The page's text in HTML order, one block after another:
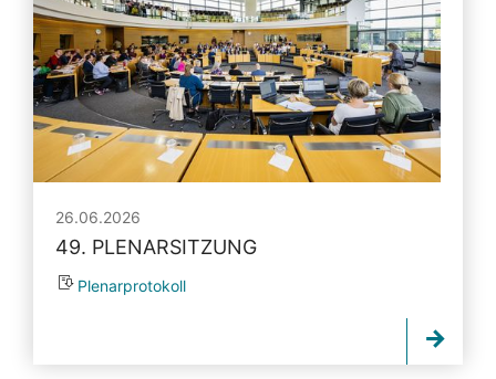
26.06.2026
49. PLENARSITZUNG
Plenarprotokoll